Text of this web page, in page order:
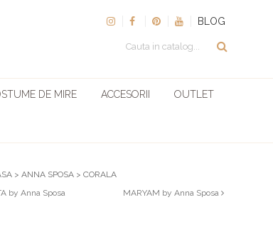
BLOG
DE MIRE ACCESORII OUTLET
>ANNA SPOSA >CORALA
by Anna Sposa
MARYAM by Anna Sposa